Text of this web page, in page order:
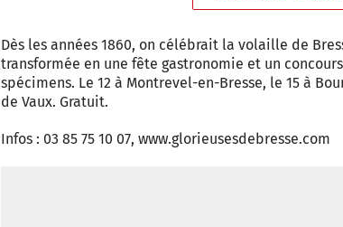
Dès les années 1860, on célébrait la volaille de
transformée en une fête gastronomie et un
spécimens. Le 12 à Montrevel-en-Bresse, le 15 à
de Vaux. Gratuit.
Infos : 03 85 75 10 07, www.glorieusesdebresse.com